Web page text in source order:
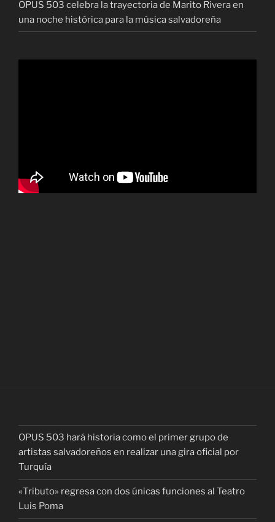
OPUS 503 celebra la trayectoria de Marito Rivera en
una noche histórica para la música salvadoreña
OPUS 503 hará historia como el primer grupo de
artistas salvadoreños en realizar una gira oficial por
Turquía
«Tributo» regresa con dos únicas funciones al Teatro
Luis Poma